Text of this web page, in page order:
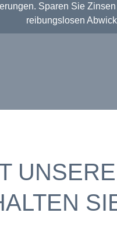
Sparen Sie
reibungslosen